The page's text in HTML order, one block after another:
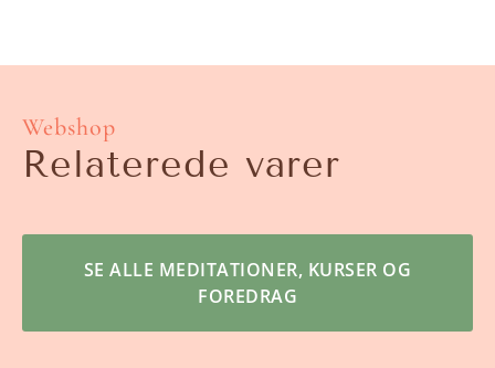
Webshop
Relaterede varer
SE ALLE MEDITATIONER, KURSER OG
FOREDRAG